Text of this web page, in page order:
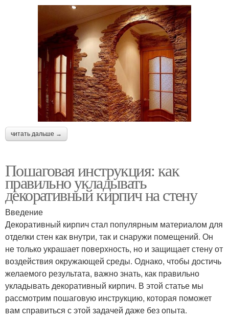
читать дальше →
Пошаговая инструкция: как
правильно укладывать
декоративный кирпич на стену
Введение
Декоративный кирпич стал популярным материалом для
отделки стен как внутри, так и снаружи помещений. Он
не только украшает поверхность, но и защищает стену от
воздействия окружающей среды. Однако, чтобы достичь
желаемого результата, важно знать, как правильно
укладывать декоративный кирпич. В этой статье мы
рассмотрим пошаговую инструкцию, которая поможет
вам справиться с этой задачей даже без опыта.